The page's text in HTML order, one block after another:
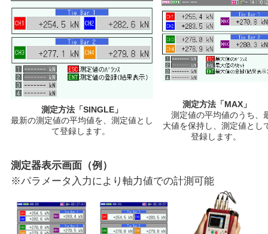
測定方法「SINGLE」​
最新の測定値の平均値を、測定値とし
て登録します。 ​
測定方法「MAX」​
測定値の平均値のうち、
大値を保持し、測定値とし
登録します。 ​
測定器表示画面（例）
※パラメータ入力により軸力値での計測可能